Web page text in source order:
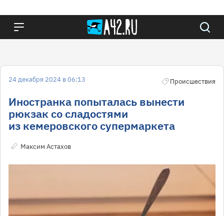
24 декабря 2024 в 06:13 Происшествия
Иностранка попыталась вынести
рюкзак со сладостями
из кемеровского супермаркета
Максим Астахов